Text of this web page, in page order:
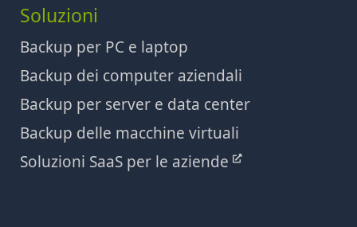
Soluzioni
Backup per PC e laptop
Backup dei computer aziendali
Backup per server e data center
Backup delle macchine virtuali
Soluzioni SaaS per le aziende